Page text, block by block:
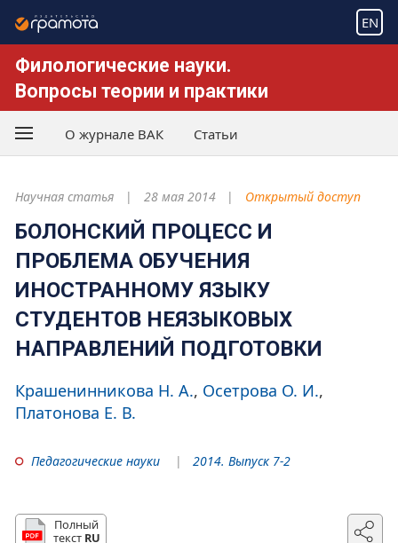
EN
Филологические науки.
Вопросы теории и практики
О журнале ВАК Статьи
Научная статья 28 мая 2014 Открытый доступ
БОЛОНСКИЙ ПРОЦЕСС И
ПРОБЛЕМА ОБУЧЕНИЯ
ИНОСТРАННОМУ ЯЗЫКУ
СТУДЕНТОВ НЕЯЗЫКОВЫХ
НАПРАВЛЕНИЙ ПОДГОТОВКИ
Крашенинникова Н. А. Осетрова О. И.
Платонова Е. В.
Педагогические науки 2014. Выпуск 7-2
Полный
текст RU